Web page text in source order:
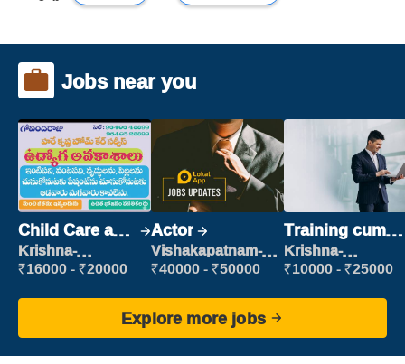
Jobs near you
Child Care and
Patient care
Krishna-
vijayawada
₹16000 - ₹20000
Actor
Vishakapatnam-
new
₹40000 - ₹50000
Training cum
Placement
Krishna-
vijayawada
₹10000 - ₹25000
Explore more jobs